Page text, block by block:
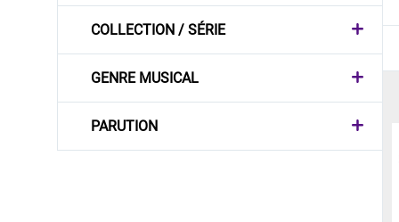
COLLECTION / SÉRIE
GENRE MUSICAL
PARUTION